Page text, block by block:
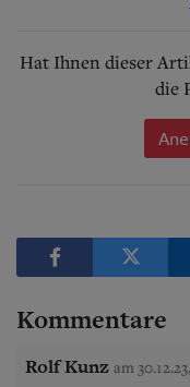
Hat Ihnen dieser
die
Kommentare
Rolf Kunz am